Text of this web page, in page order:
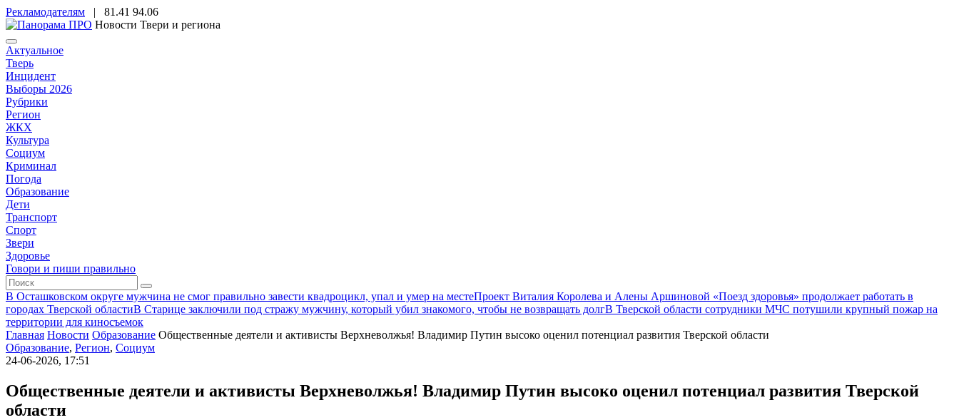
Рекламодателям | 81.41 94.06
Новости Твери и региона
Актуальное
Тверь
Инцидент
Выборы 2026
Рубрики
Регион
ЖКХ
Культура
Социум
Криминал
Погода
Образование
Дети
Транспорт
Спорт
Звери
Здоровье
Говори и пиши правильно
В Осташковском округе мужчина не смог правильно завести квадроцикл, упал и умер на местеПроект Виталия Королева и Алены Аршиновой «Поезд здоровья» продолжает работать в
городах Тверской областиВ Старице заключили под стражу мужчину, который убил знакомого, чтобы не возвращать долгВ Тверской области сотрудники МЧС потушили крупный пожар на
территории для киносъемок
Главная Новости Образование Общественные деятели и активисты Верхневолжья! Владимир Путин высоко оценил потенциал развития Тверской области
Образование, Регион, Социум
24-06-2026, 17:51
Общественные деятели и активисты Верхневолжья! Владимир Путин высоко оценил потенциал развития Тверской
области